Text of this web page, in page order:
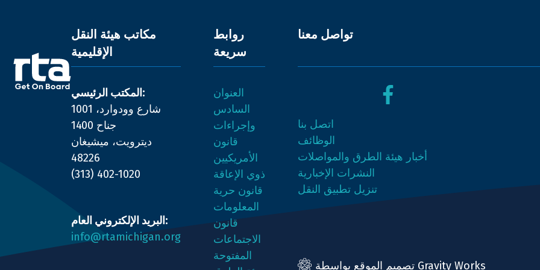
مكاتب هيئة النقل
الإقليمية
المكتب الرئيسي:
1001 شارع وودوارد،
جناح 1400
ديترويت، ميشيغان
48226
(313) 402-1020
البريد الإلكتروني العام:
info@rtamichigan.org
روابط
سريعة
العنوان
السادس
وإجراءات
قانون
الأمريكيين
ذوي الإعاقة
قانون حرية
المعلومات
قانون
الاجتماعات
المفتوحة
تواصل معنا
على
الفيسبوك
اتصل بنا
الوظائف
أخبار هيئة الطرق والمواصلات
النشرات الإخبارية
تنزيل تطبيق النقل
تصميم الموقع بواسطة Gravity Works